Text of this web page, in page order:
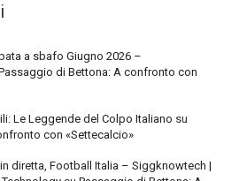
a sbafo Giugno 2026 –
di Bettona: A confronto con
Le Leggende del Colpo Italiano su
con «Settecalcio»
diretta, Football Italia – Siggknowtech |